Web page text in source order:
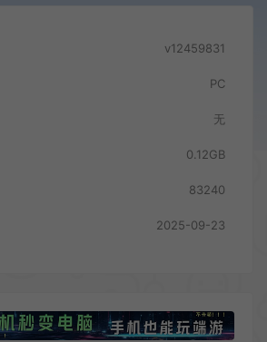
v12459831
PC
无
0.12GB
83240
2025-09-23